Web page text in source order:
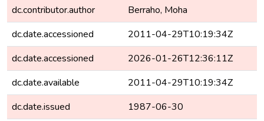
dc.contributor.author
Berraho, Moha
dc.date.accessioned
2011-04-29T10:19:34Z
dc.date.accessioned
2026-01-26T12:36:11Z
dc.date.available
2011-04-29T10:19:34Z
dc.date.issued
1987-06-30